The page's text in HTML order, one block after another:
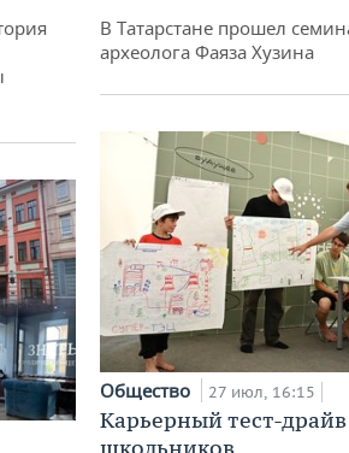
В Татарстане прошел
археолога Фаяза Хузина
Общество 27 июл, 16:15
Карьерный тест-
школьников